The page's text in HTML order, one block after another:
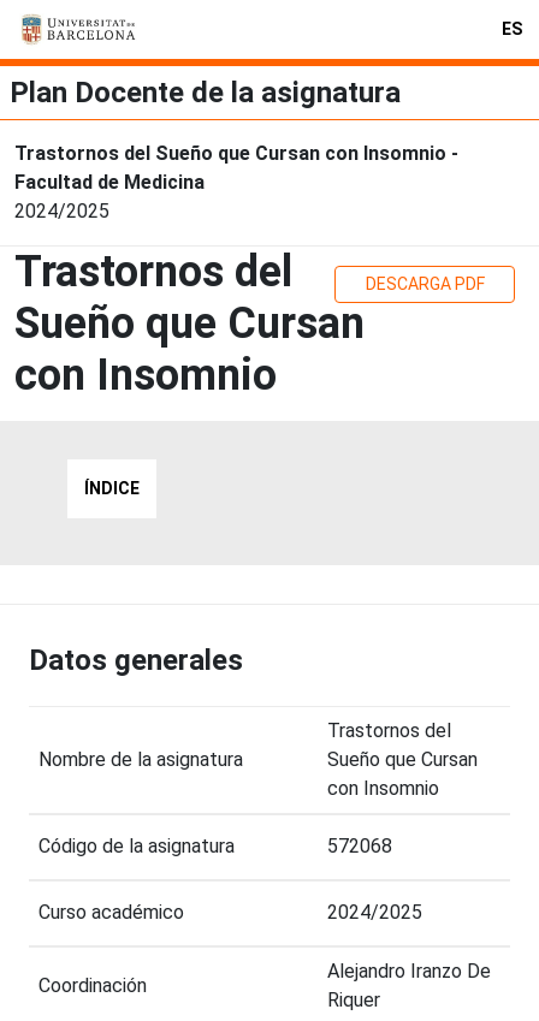
ES
Plan Docente de la asignatura
Trastornos del Sueño que Cursan con Insomnio -
Facultad de Medicina
2024/2025
Trastornos del
Sueño que Cursan
con Insomnio
DESCARGA PDF
ÍNDICE
Datos generales
Nombre de la asignatura
Trastornos del
Sueño que Cursan
con Insomnio
Código de la asignatura 572068
Curso académico 2024/2025
Coordinación
Alejandro Iranzo De
Riquer